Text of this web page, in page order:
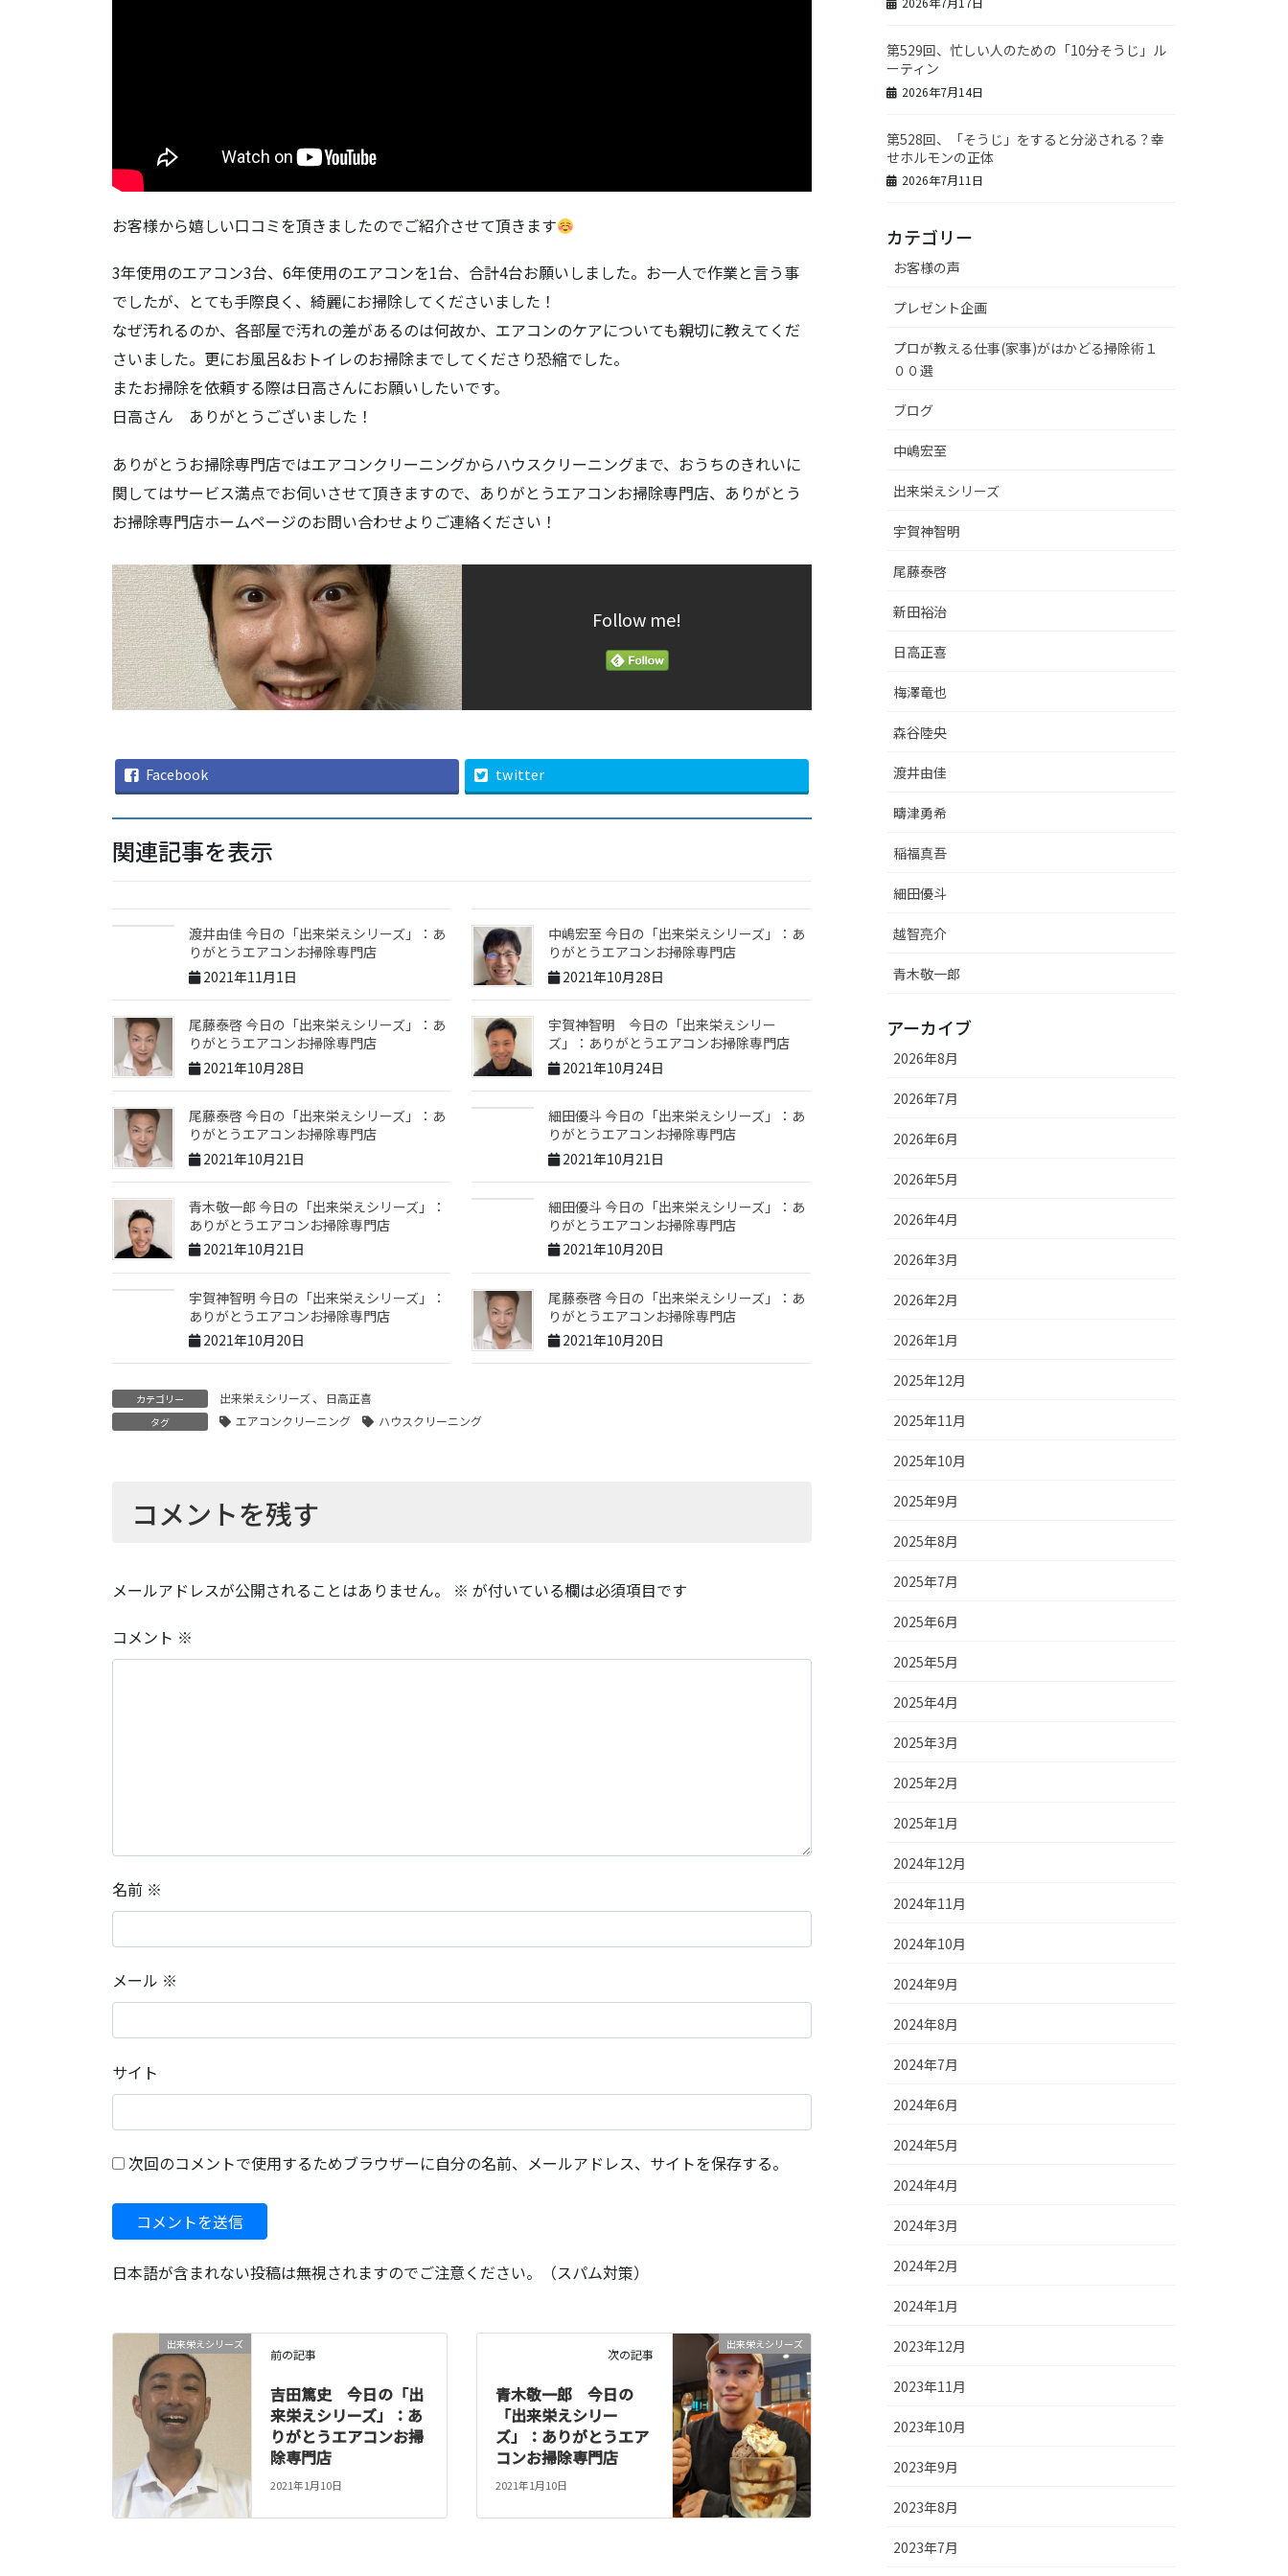
お客様から嬉しい口コミを頂きましたのでご紹介させて頂きます
3年使用のエアコン3台、6年使用のエアコンを1台、合計4台お願いしました。お一人で作業と言う事
でしたが、とても手際良く、綺麗にお掃除してくださいました！
なぜ汚れるのか、各部屋で汚れの差があるのは何故か、エアコンのケアについても親切に教えてくだ
さいました。更にお風呂&おトイレのお掃除までしてくださり恐縮でした。
またお掃除を依頼する際は日高さんにお願いしたいです。
日高さん ありがとうございました！
ありがとうお掃除専門店ではエアコンクリーニングからハウスクリーニングまで、おうちのきれいに
関してはサービス満点でお伺いさせて頂きますので、ありがとうエアコンお掃除専門店、ありがとう
お掃除専門店ホームページのお問い合わせよりご連絡ください！
Follow me!
Facebook twitter
関連記事を表示
渡井由佳 今日の「出来栄えシリーズ」：あ
りがとうエアコンお掃除専門店
2021年11月1日
中嶋宏至 今日の「出来栄えシリーズ」：あ
りがとうエアコンお掃除専門店
2021年10月28日
尾藤泰啓 今日の「出来栄えシリーズ」：あ
りがとうエアコンお掃除専門店
2021年10月28日
宇賀神智明 今日の「出来栄えシリー
ズ」：ありがとうエアコンお掃除専門店
2021年10月24日
尾藤泰啓 今日の「出来栄えシリーズ」：あ
りがとうエアコンお掃除専門店
2021年10月21日
細田優斗 今日の「出来栄えシリーズ」：あ
りがとうエアコンお掃除専門店
2021年10月21日
青木敬一郎 今日の「出来栄えシリーズ」：
ありがとうエアコンお掃除専門店
2021年10月21日
細田優斗 今日の「出来栄えシリーズ」：あ
りがとうエアコンお掃除専門店
2021年10月20日
宇賀神智明 今日の「出来栄えシリーズ」：
ありがとうエアコンお掃除専門店
2021年10月20日
尾藤泰啓 今日の「出来栄えシリーズ」：あ
りがとうエアコンお掃除専門店
2021年10月20日
カテゴリー 出来栄えシリーズ、 日高正喜
タグ エアコンクリーニング ハウスクリーニング
コメントを残す
メールアドレスが公開されることはありません。 ※ が付いている欄は必須項目です
コメント ※
名前 ※
メール ※
サイト
次回のコメントで使用するためブラウザーに自分の名前、メールアドレス、サイトを保存する。
日本語が含まれない投稿は無視されますのでご注意ください。（スパム対策）
出来栄えシリーズ
前の記事
吉田篤史 今日の「出
来栄えシリーズ」：あ
りがとうエアコンお掃
除専門店
2021年1月10日
出来栄えシリーズ
次の記事
青木敬一郎 今日の
「出来栄えシリー
ズ」：ありがとうエア
コンお掃除専門店
2021年1月10日
第529回、忙しい人のための「10分そうじ」ル
ーティン
2026年7月14日
第528回、「そうじ」をすると分泌される？幸
せホルモンの正体
2026年7月11日
カテゴリー
お客様の声
プレゼント企画
プロが教える仕事(家事)がはかどる掃除術１
００選
ブログ
中嶋宏至
出来栄えシリーズ
宇賀神智明
尾藤泰啓
新田裕治
日高正喜
梅澤竜也
森谷陸央
渡井由佳
疇津勇希
稲福真吾
細田優斗
越智亮介
青木敬一郎
アーカイブ
2026年8月
2026年7月
2026年6月
2026年5月
2026年4月
2026年3月
2026年2月
2026年1月
2025年12月
2025年11月
2025年10月
2025年9月
2025年8月
2025年7月
2025年6月
2025年5月
2025年4月
2025年3月
2025年2月
2025年1月
2024年12月
2024年11月
2024年10月
2024年9月
2024年8月
2024年7月
2024年6月
2024年5月
2024年4月
2024年3月
2024年2月
2024年1月
2023年12月
2023年11月
2023年10月
2023年9月
2023年8月
2023年7月